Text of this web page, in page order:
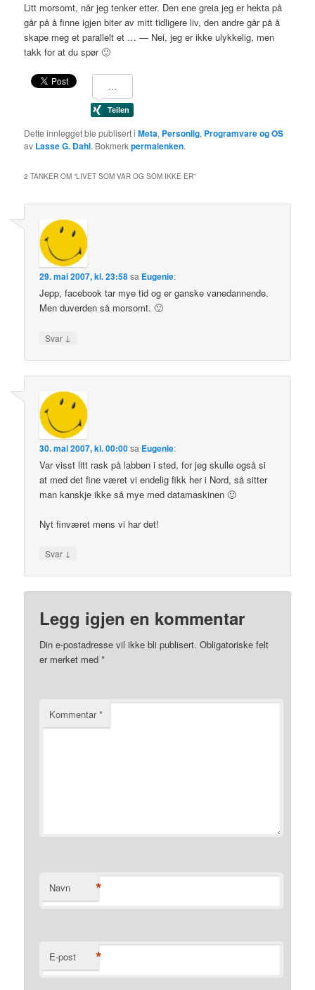
Litt morsomt, når jeg tenker etter. Den ene greia jeg er hekta på
går på å finne igjen biter av mitt tidligere liv, den andre går på å
skape meg et parallelt et … — Nei, jeg er ikke ulykkelig, men
takk for at du spør 🙂
Dette innlegget ble publisert iMeta, Personlig, Programvare og OS
av Lasse G. Dahl. Bokmerkpermalenken.
2 TANKER OM “LIVET SOM VAR OG SOM IKKE ER”
29. mai 2007, kl. 23:58sa Eugenie:
Jepp, facebook tar mye tid og er ganske vanedannende.
Men duverden så morsomt. 🙂
Svar ↓
30. mai 2007, kl. 00:00sa Eugenie:
Var visst litt rask på labben i sted, for jeg skulle også si
at med det fine været vi endelig fikk her i Nord, så sitter
man kanskje ikke så mye med datamaskinen 🙂
Nyt finværet mens vi har det!
Svar ↓
Legg igjen en kommentar
Din e-postadresse vil ikke bli publisert. Obligatoriske felt
er merket med*
Kommentar*
Navn *
E-post *